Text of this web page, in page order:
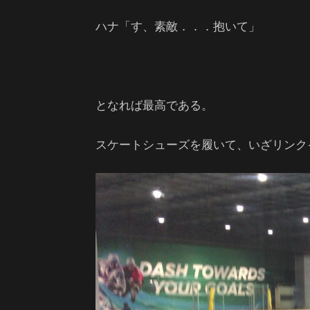
ハナ「す、素敵．．．抱いて」
となれば最高である。
スケートシューズを履いて、いざリン